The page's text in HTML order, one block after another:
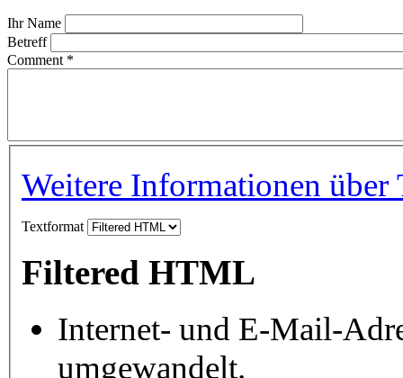
Ihr Name
Betreff
Comment *
Weitere Informationen über
Textformat
Filtered HTML
Internet- und E-Mail-
umgewandelt.